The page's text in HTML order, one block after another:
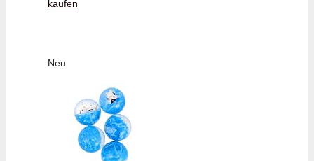
kaufen
Neu